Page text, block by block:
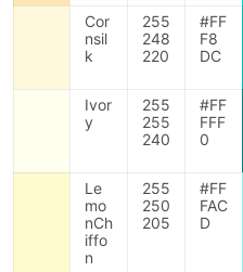
Cor
nsil
k
255
248
220
#FF
F8
DC
Ivor
y
255
255
240
#FF
FFF
0
Le
mo
nCh
iffo
n
255
250
205
#FF
FAC
D